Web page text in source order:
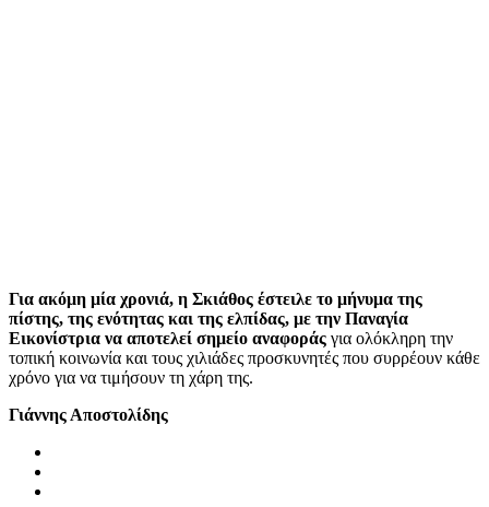
Για ακόμη μία χρονιά, η Σκιάθος έστειλε το μήνυμα της
πίστης, της ενότητας και της ελπίδας, με την Παναγία
Εικονίστρια να αποτελεί σημείο αναφοράς για ολόκληρη την
τοπική κοινωνία και τους χιλιάδες προσκυνητές που συρρέουν κάθε
χρόνο για να τιμήσουν τη χάρη της.
Γιάννης Αποστολίδης